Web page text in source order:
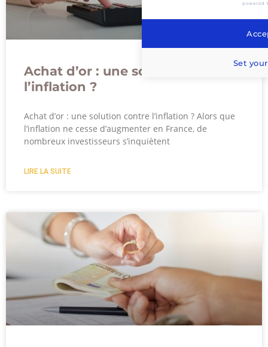
Achat d’or : une solution contre
l’inflation ?
Achat d’or : une solution contre l’inflation ? Alors que
l’inflation ne cesse d’augmenter en France, de
nombreux investisseurs s’inquiètent
LIRE LA SUITE
powered
Set